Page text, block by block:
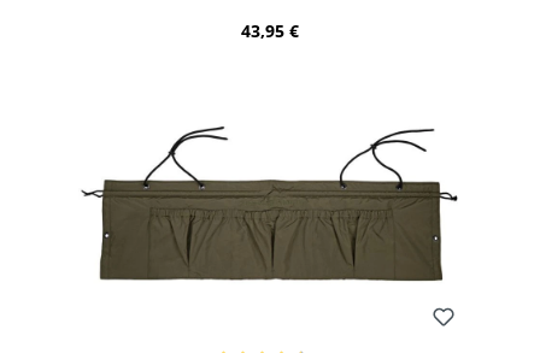
Regulärer Preis:
43,95 €